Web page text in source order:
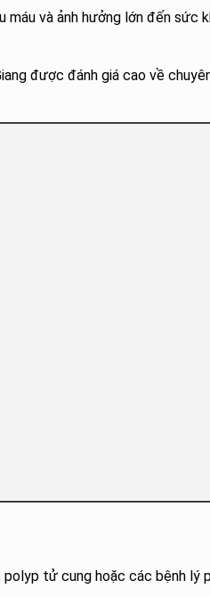
và ảnh hưởng lớn đến
được đánh giá cao về
tử cung hoặc các bệnh lý